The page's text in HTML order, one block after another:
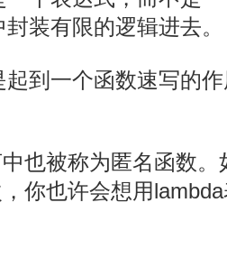
装有限的逻辑进去。
起到一个函数速写的
也被称为匿名函数
你也许会想用